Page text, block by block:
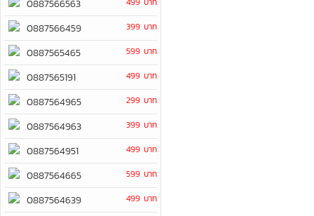
0887566563
0887566459 399 บาท
0887565465 599 บาท
0887565191 499 บาท
0887564965 299 บาท
0887564963 399 บาท
0887564951 499 บาท
0887564665 599 บาท
0887564639 499 บาท